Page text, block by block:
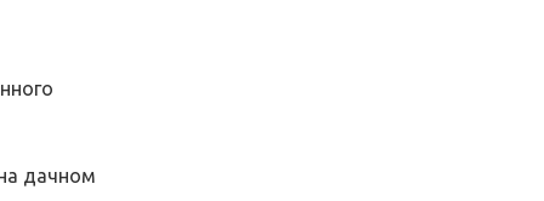
дачном